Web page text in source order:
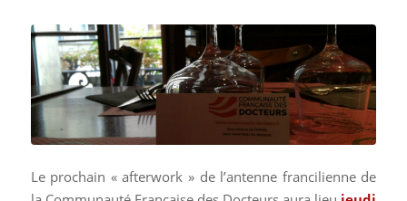
Le prochain « afterwork » de l’antenne francilienne de